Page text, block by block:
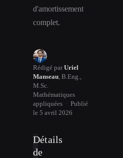
d'amortissement
complet.
Rédigé par Uriel
Manseau B.Eng.,
M.Sc.
Mathématiques
appliquées · Publié
le 5 avril 2026
Détails
de